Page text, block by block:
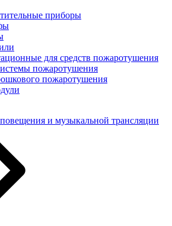
приборы
для средств пожаротушения
пожаротушения
пожаротушения
и музыкальной трансляции